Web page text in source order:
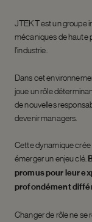
JTEKT est un groupe
mécaniques de haute
l’industrie.
Dans cet
joue un rôle
de nouvelles
devenir managers.
Cette dynamique crée
émerger un enjeu clé.
promus pour leur
profondément
Changer de rôle ne se